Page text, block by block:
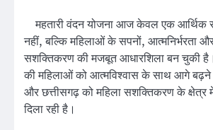
महतारी वंदन योजना आज केवल एक आर्थिक
नहीं, बल्कि महिलाओं के सपनों, आत्मनिर्भरता
सशक्तिकरण की मजबूत आधारशिला बन चुकी
की महिलाओं को आत्मविश्वास के साथ आगे बढ़ने
और छत्तीसगढ़ को महिला सशक्तिकरण के क्षेत्र
दिला रही है।